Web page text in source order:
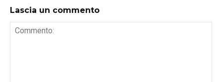
Lascia un commento